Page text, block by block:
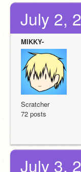
July 2,
MIKKY-
Scratcher
72 posts
July 3,